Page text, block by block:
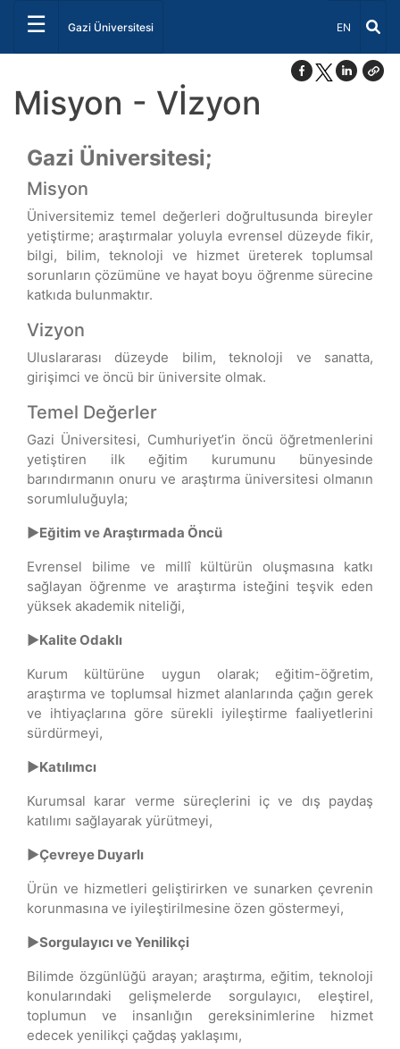
☰ Gazi Üniversitesi Dil Seçiniz
EN
Misyon - Vİzyon
Gazi Üniversitesi;
Misyon
Üniversitemiz temel değerleri doğrultusunda bireyler
yetiştirme; araştırmalar yoluyla evrensel düzeyde fikir,
bilgi, bilim, teknoloji ve hizmet üreterek toplumsal
sorunların çözümüne ve hayat boyu öğrenme sürecine
katkıda bulunmaktır.
Vizyon
Uluslararası düzeyde bilim, teknoloji ve sanatta,
girişimci ve öncü bir üniversite olmak.
Temel Değerler
Gazi Üniversitesi, Cumhuriyet’in öncü öğretmenlerini
yetiştiren ilk eğitim kurumunu bünyesinde
barındırmanın onuru ve araştırma üniversitesi olmanın
sorumluluğuyla;
►Eğitim ve Araştırmada Öncü
Evrensel bilime ve millî kültürün oluşmasına katkı
sağlayan öğrenme ve araştırma isteğini teşvik eden
yüksek akademik niteliği,
►Kalite Odaklı
Kurum kültürüne uygun olarak; eğitim-öğretim,
araştırma ve toplumsal hizmet alanlarında çağın gerek
ve ihtiyaçlarına göre sürekli iyileştirme faaliyetlerini
sürdürmeyi,
►Katılımcı
Kurumsal karar verme süreçlerini iç ve dış paydaş
katılımı sağlayarak yürütmeyi,
►Çevreye Duyarlı
Ürün ve hizmetleri geliştirirken ve sunarken çevrenin
korunmasına ve iyileştirilmesine özen göstermeyi,
►Sorgulayıcı ve Yenilikçi
Bilimde özgünlüğü arayan; araştırma, eğitim, teknoloji
konularındaki gelişmelerde sorgulayıcı, eleştirel,
toplumun ve insanlığın gereksinimlerine hizmet
edecek yenilikçi çağdaş yaklaşımı,